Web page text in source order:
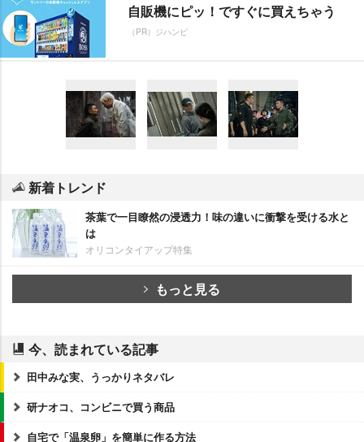
自販機にピッ！ですぐに買えちゃう
（PR）ジハンピ
新着トレンド
茶葉で一目瞭然の浸透力！味の違いに衝撃を受ける水と
は
オリコンタイアップ特集
もっと見る
今、読まれている記事
田中みな実、うっかりネタバレ
研ナオコ、コンビニで買う商品
自宅で「温泉卵」を簡単に作る方法